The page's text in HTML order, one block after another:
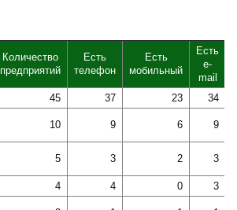
Количество
предприятий
Есть
телефон
Есть
мобильный
Есть
e-
mail
45 37 23
34
10 9 6 9
5 3 2 3
4 4 0
3